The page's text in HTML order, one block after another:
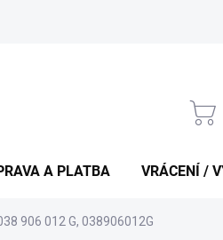
A PLATBA VRÁCENÍ /
906 012 G, 038906012G